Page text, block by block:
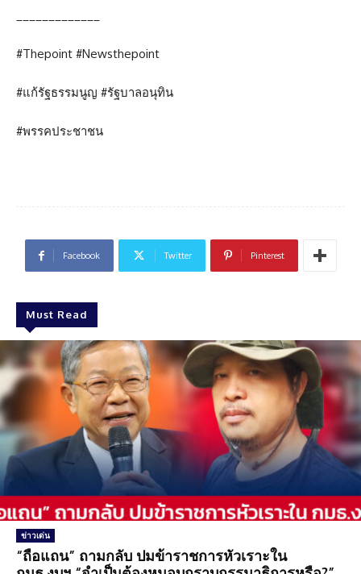
#Thepoint #Newsthepoint
#แก้รัฐธรรมนูญ #รัฐบาลอนุทิน
#พรรคประชาชน
Facebook Twitter Pinterest
Must Read
ข่าวเด่น
“ถือแถน” ถามกลับ ปมข้าราชการหัวเราะใน